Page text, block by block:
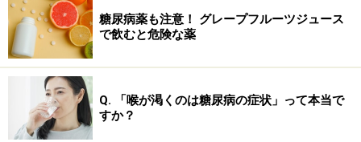
を使いません。
"net carbs"という言葉を目にするようになったのは、今
から10年ぐらい前に、米国でアトキンス医師の提唱する
アトキンス式低炭水化物ダイエットがブームになった頃
からです。
糖尿病薬も注意！ グレープフルーツジュース
で飲むと危険な薬
Q. 「喉が渇くのは糖尿病の症状」って本当で
すか？